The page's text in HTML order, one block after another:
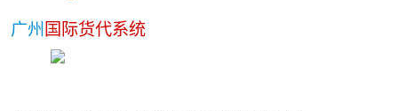
广州国际货代系统